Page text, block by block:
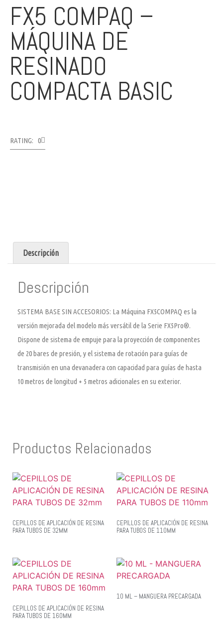
FX5 COMPAQ –
MÁQUINA DE
RESINADO
COMPACTA BASIC
RATING: 0
Descripción
Descripción
SISTEMA BASE SIN ACCESORIOS: La Máquina FX5COMPAQ es la
versión mejorada del modelo más versátil de la Serie FX5Pro®.
Dispone de sistema de empuje para la proyección de componentes
de 20 bares de presión, y el sistema de rotación para guías de
transmisión en una devanadera con capacidad para guías de hasta
10 metros de longitud + 5 metros adicionales en su exterior.
Productos Relacionados
CEPILLOS DE APLICACIÓN DE RESINA
PARA TUBOS DE 32MM
CEPILLOS DE APLICACIÓN DE RESINA
PARA TUBOS DE 110MM
CEPILLOS DE APLICACIÓN DE RESINA
PARA TUBOS DE 160MM
10 ML – MANGUERA PRECARGADA